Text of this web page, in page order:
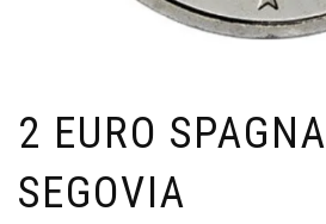
2 EURO
SEGOVIA